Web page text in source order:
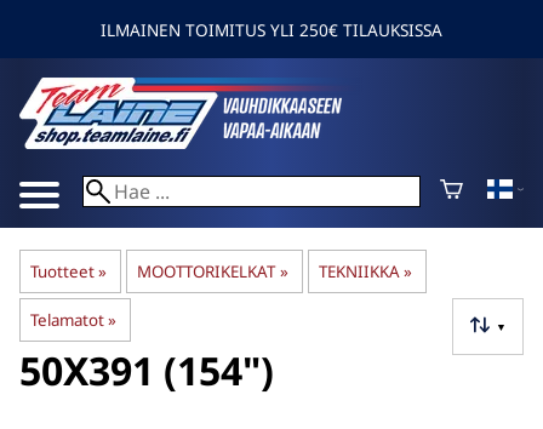
ILMAINEN TOIMITUS YLI 250€ TILAUKSISSA
Tuotteet‪» MOOTTORIKELKAT ‪» TEKNIIKKA‪»
Telamatot‪» ▼
50X391 (154")